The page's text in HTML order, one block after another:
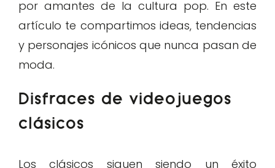
por amantes de la cultura pop. En este
artículo te compartimos ideas, tendencias
y personajes icónicos que nunca pasan de
moda.
Disfraces de videojuegos
clásicos
Los clásicos siguen siendo un éxito